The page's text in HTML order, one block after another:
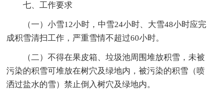
七、工作要求
（一）小雪12小时，中雪24小时、大雪48小时应完
成积雪清扫工作，严重雪情不超过60小时。
（二）不得在果皮箱、垃圾池周围堆放积雪，未被
污染的积雪可堆放在树穴及绿地内，被污染的积雪（喷
洒过盐水的雪）禁止倒入树穴及绿地内。